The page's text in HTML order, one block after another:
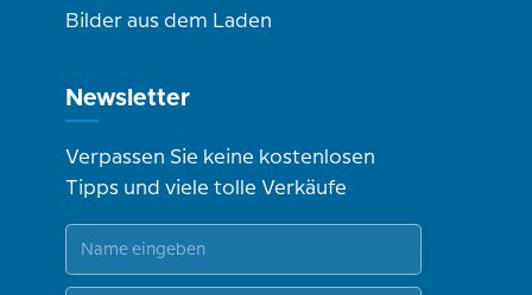
Bilder aus dem Laden
Newsletter
Verpassen Sie keine kostenlosen
Tipps und viele tolle Verkäufe